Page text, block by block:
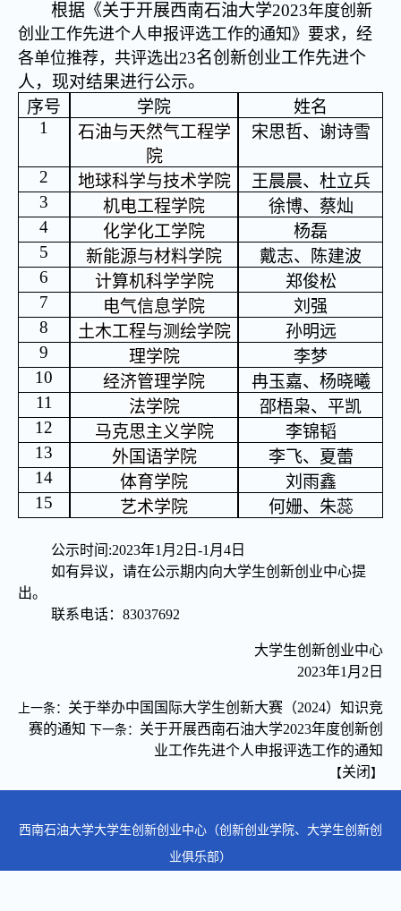
根据《关于开展西南石油大学2023年度创新
创业工作先进个人申报评选工作的通知》要求，经
各单位推荐，共评选出23名创新创业工作先进个
人，现对结果进行公示。
序号
学院
姓名
1
石油与天然气工程学
院
宋思哲、谢诗雪
2 地球科学与技术学院
王晨晨、杜立兵
3
机电工程学院
徐博、蔡灿
4
化学化工学院
杨磊
5
新能源与材料学院
戴志、陈建波
6
计算机科学学院
郑俊松
7
电气信息学院
刘强
8
土木工程与测绘学院
孙明远
9
理学院
李梦
10
经济管理学院
冉玉嘉、杨晓曦
11
法学院
邵梧枭、平凯
12
马克思主义学院
李锦韬
13
外国语学院
李飞、夏蕾
14
体育学院
刘雨鑫
15
艺术学院 何姗、朱蕊
公示时间:2023年1月 2 日-1月 4日
如有异议，请在公示期内向大学生创新创业中心提
出。
联系电话：83037692
大学生创新创业中心
2023年1月2日
上一条： 关于举办中国国际大学生创新大赛（2024）知识竞
赛的通知
下一条： 关于开展西南石油大学2023年度创新创
业工作先进个人申报评选工作的通知
【关闭 】
西南石油大学大学生创新创业中心（创新创业学院、大学生创新创
业俱乐部）